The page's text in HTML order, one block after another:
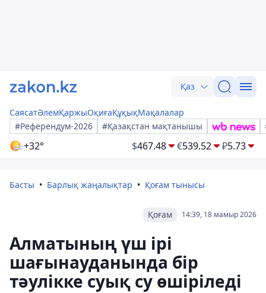
Қаз
СаясатӘлемҚаржыОқиғаҚұқықМақалалар
#Референдум-2026
#Қазақстан мақтанышы
+32° $467.48 €539.52 ₽5.73
Басты Барлық жаңалықтар Қоғам тынысы
14:39, 18 мамыр 2026
Қоғам
Алматының үш ірі
шағынауданында бір
тәулікке суық су өшіріледі